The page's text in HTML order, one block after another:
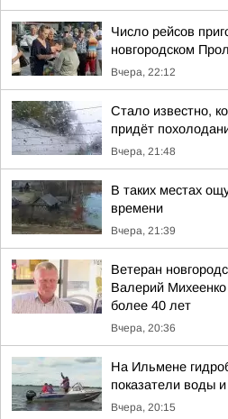
Число рейсов
новгородском
Вчера, 22:12
Стало известно,
придёт
Вчера, 21:48
В таких местах
времени
Вчера, 21:39
Ветеран
Валерий
более 40 лет
Вчера, 20:36
На Ильмене
показатели воды
Вчера, 20:15